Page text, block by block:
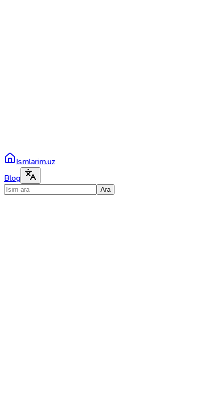
Ismlarim.uz
Blog
Ara